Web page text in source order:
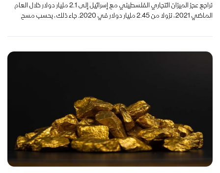
تراجع عجز الميزان التجاري الفلسطيني مع إسرائيل إلى 2.1 مليار دولار خلال العام
الماضي 2021، نزولا من 2.45 مليار دولار في 2020. جاء ذلك، بحسب مسح